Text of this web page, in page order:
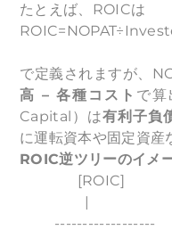
たとえば、ROICは
で定義されますが、
高 – 各種コスト で
Capital）は有利子負
に運転資本や固定資産
ROIC逆ツリーのイメ
[ROIC]
|
------------------